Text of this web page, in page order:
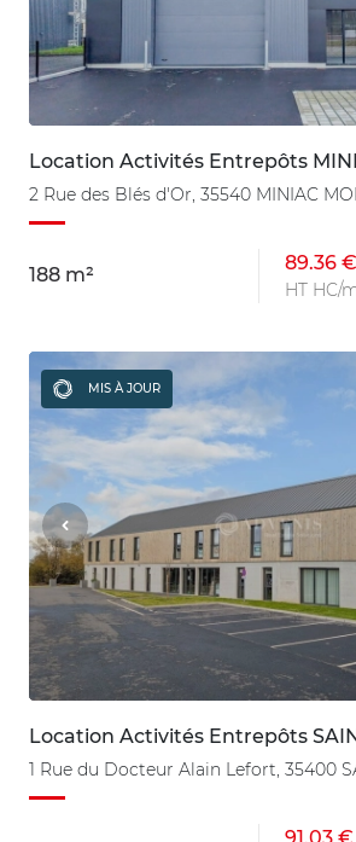
Location Activités Entrepôts
2 Rue des Blés d'Or, 35540 MINIAC
188 m²
89.36 €
HT HC/
MIS À JOUR
Location Activités Entrepôts
1 Rue du Docteur Alain Lefort, 35400